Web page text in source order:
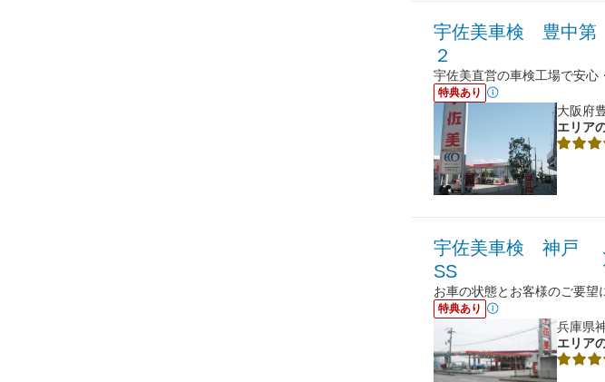
宇佐美車検 豊中第
２
宇佐美直営の車検工場で安心
特典あり
大阪府
エリア
宇佐美車検 神戸
SS
お車の状態とお客様のご要望
特典あり
兵庫県
エリア